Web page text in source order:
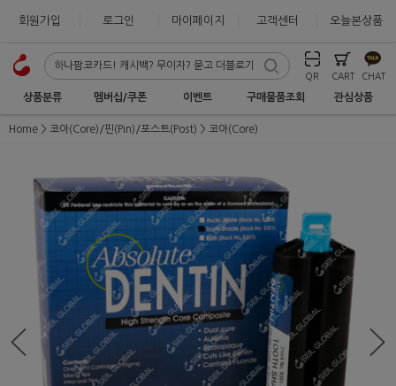
회원가입 로그인 마이페이지 고객센터 오늘본상품
QR CART CHAT
상품분류 멤버십/쿠폰 이벤트 구매물품조회 관심상품
Home 코아(Core)/핀(Pin)/포스트(Post) 코아(Core)